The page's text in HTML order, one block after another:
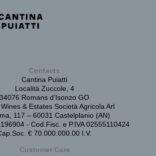
Contacts
Cantina Puiatti
Località Zuccole, 4
34076 Romans d’Isonzo GO
& Estates Società Agricola Arl
117 – 60031 Castelplanio (AN)
- Cod.Fisc. e P.IVA 02555110424
€ 70.000.000.00 I.V.
Customer Care